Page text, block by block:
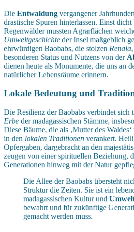
Die Entwaldung vergangener
drastische Spuren hinterlassen. Einst dicht
Regenwälder mussten Agrarflächen
Umweltgeschichte der Insel maßgeblich
ehrwürdigen Baobabs, die stolzen Renala
besonderen Status und Nutzens von der
dienen heute als Monumente, die uns an
natürlicher Lebensräume erinnern.
Lokale Bedeutung und
Die Resilienz der Baobabs verbindet sich
Erbe der madagassischen Stämme,
Diese Bäume, die als ‚Mutter des
in den lokalen Traditionen verankert.
Opfergaben, dargebracht an den
zeugen von einer spirituellen Beziehung,
Generationen hinweg mit der Natur
Die Allee der Baobabs übersteht
Struktur die Zeiten. Sie ist ein
madagassischen Kultur und
bewahrt und für zukünftige
gemacht werden muss.